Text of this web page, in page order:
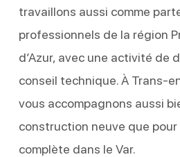
travaillons aussi comme
professionnels de la région
d’Azur, avec une activité de
conseil technique. À Trans-
vous accompagnons aussi
construction neuve que
complète dans le Var.